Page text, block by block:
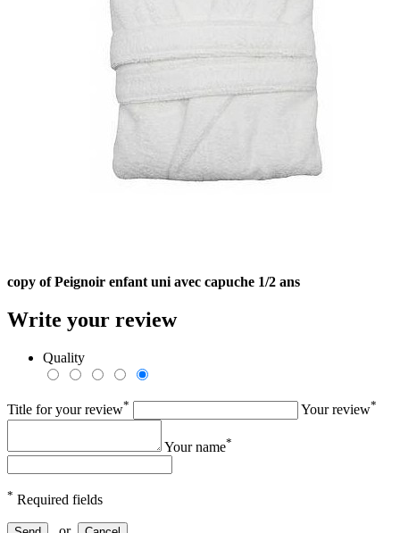
copy of Peignoir enfant uni avec capuche 1/2 ans
Write your review
Quality
Title for your review* Your review*
Your name*
* Required fields